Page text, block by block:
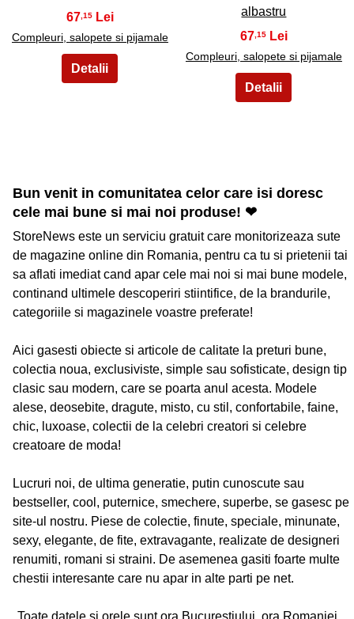
67,15
Compleuri, salopete si pijamale
albastru
67,15
Compleuri, salopete si pijamale
Bun venit in comunitatea celor care isi doresc
cele mai bune si mai noi produse! ❤
StoreNews este un serviciu gratuit care monitorizeaza sute
de magazine online din Romania, pentru ca tu si prietenii tai
sa aflati imediat cand apar cele mai noi si mai bune modele,
continand ultimele descoperiri stiintifice, de la brandurile,
categoriile si magazinele voastre preferate!
Aici gasesti obiecte si articole de calitate la preturi bune,
colectia noua, exclusiviste, simple sau sofisticate, design tip
clasic sau modern, care se poarta anul acesta. Modele
alese, deosebite, dragute, misto, cu stil, confortabile, faine,
chic, luxoase, colectii de la celebri creatori si celebre
creatoare de moda!
Lucruri noi, de ultima generatie, putin cunoscute sau
bestseller, cool, puternice, smechere, superbe, se gasesc pe
site-ul nostru. Piese de colectie, finute, speciale, minunate,
sexy, elegante, de fite, extravagante, realizate de designeri
renumiti, romani si straini. De asemenea gasiti foarte multe
chestii interesante care nu apar in alte parti pe net.
Toate datele si orele sunt ora Bucurestiului, ora Romaniei